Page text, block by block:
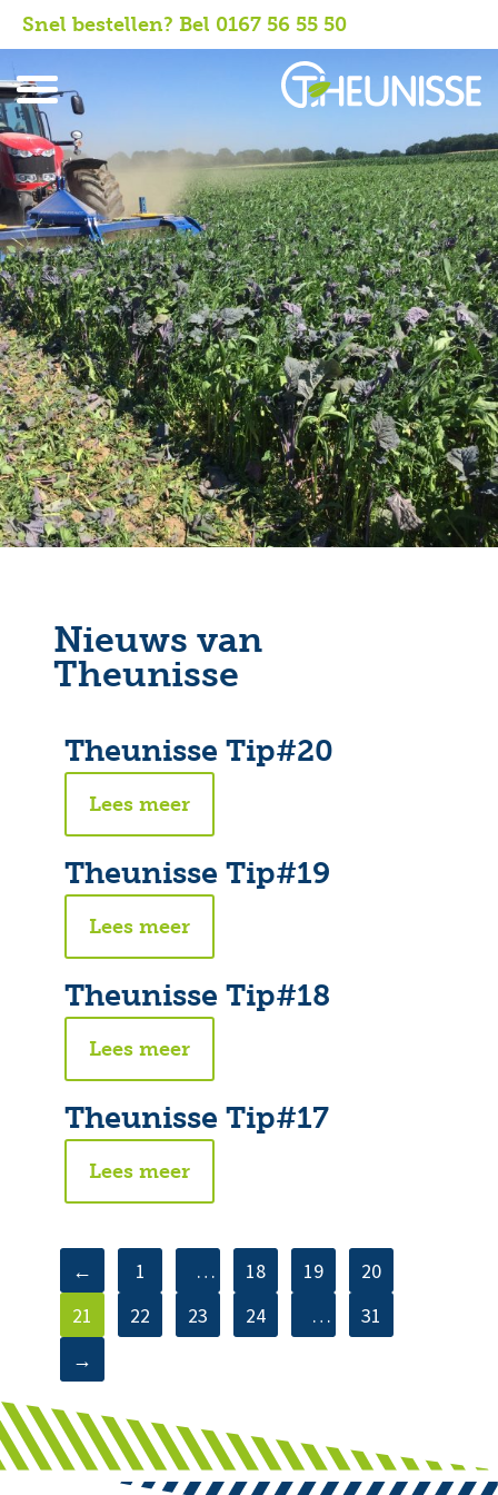
Snel bestellen? Bel 0167 56 55 50
Nieuws van
Theunisse
Theunisse Tip#20
Lees meer
Theunisse Tip#19
Lees meer
Theunisse Tip#18
Lees meer
Theunisse Tip#17
Lees meer
← 1 … 18 19
20
21
22 23 24 …
31
→